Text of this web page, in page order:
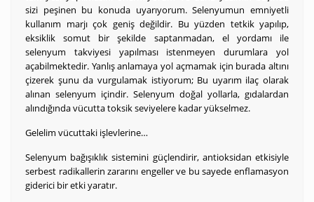
sizi peşinen bu konuda uyarıyorum. Selenyumun emniyetli
kullanım marjı çok geniş değildir. Bu yüzden tetkik yapılıp,
eksiklik somut bir şekilde saptanmadan, el yordamı ile
selenyum takviyesi yapılması istenmeyen durumlara yol
açabilmektedir. Yanlış anlamaya yol açmamak için burada altını
çizerek şunu da vurgulamak istiyorum; Bu uyarım ilaç olarak
alınan selenyum içindir. Selenyum doğal yollarla, gıdalardan
alındığında vücutta toksik seviyelere kadar yükselmez.
Gelelim vücuttaki işlevlerine…
Selenyum bağışıklık sistemini güçlendirir, antioksidan etkisiyle
serbest radikallerin zararını engeller ve bu sayede enflamasyon
giderici bir etki yaratır.